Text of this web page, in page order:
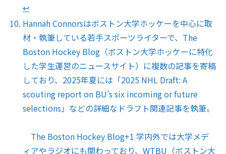
↩︎
Hannah Connorsはボストン大学ホッケーを中心に取
材・執筆している若手スポーツライターで、The
Boston Hockey Blog（ボストン大学ホッケーに特化
した学生運営のニュースサイト）に複数の記事を寄稿
しており、2025年夏には「2025 NHL Draft: A
scouting report on BU’s six incoming or future
selections」などの詳細なドラフト関連記事を執筆。
The Boston Hockey Blog+1 学内外では大学メデ
ィアやラジオにも関わっており、WTBU（ボストン大